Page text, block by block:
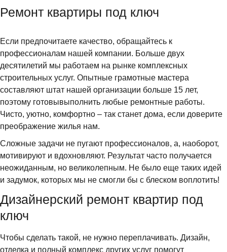
Ремонт квартиры под ключ
Если предпочитаете качество, обращайтесь к
профессионалам нашей компании. Больше двух
десятилетий мы работаем на рынке комплексных
строительных услуг. Опытные грамотные мастера
составляют штат нашей организации больше 15 лет,
поэтому готовывыполнить любые ремонтные работы.
Чисто, уютно, комфортно – так станет дома, если доверите
преображение жилья нам.
Сложные задачи не пугают профессионалов, а, наоборот,
мотивируют и вдохновляют. Результат часто получается
неожиданным, но великолепным. Не было еще таких идей
и задумок, которых мы не смогли бы с блеском воплотить!
Дизайнерский ремонт квартир под
ключ
Чтобы сделать такой, не нужно переплачивать. Дизайн,
отделка и полный комплекс других услуг помогут